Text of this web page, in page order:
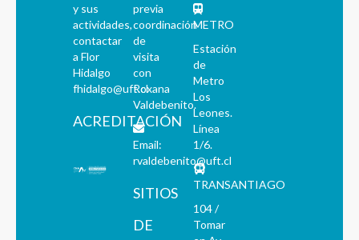
y sus
actividades,
contactar
a Flor
Hidalgo
fhidalgo@uft.cl
ACREDITACIÓN
previa
coordinación
de
visita
con
Roxana
Valdebenito.
Email:
rvaldebenito@uft.cl
SITIOS
DE
METRO
Estación
de
Metro
Los
Leones.
Línea
1/6.
TRANSANTIAGO
104 /
Tomar